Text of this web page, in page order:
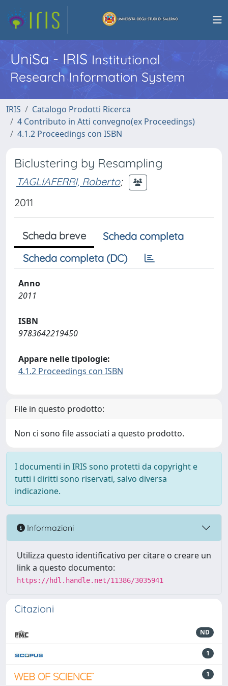
UniSa - IRISInstitutional
Research Information System
IRIS
Catalogo Prodotti Ricerca
4 Contributo in Atti convegno(ex Proceedings)
4.1.2 Proceedings con ISBN
Biclustering by Resampling
TAGLIAFERRI, Roberto;
2011
Scheda breve
Scheda completa
Scheda completa (DC)
Anno
2011
ISBN
9783642219450
Appare nelle tipologie:
4.1.2 Proceedings con ISBN
File in questo prodotto:
Non ci sono file associati a questo prodotto.
I documenti in IRIS sono protetti da copyright e
tutti i diritti sono riservati, salvo diversa
indicazione.
Informazioni
Utilizza questo identificativo per citare o creare un
link a questo documento:
https://hdl.handle.net/11386/3035941
Citazioni
ND
1
1